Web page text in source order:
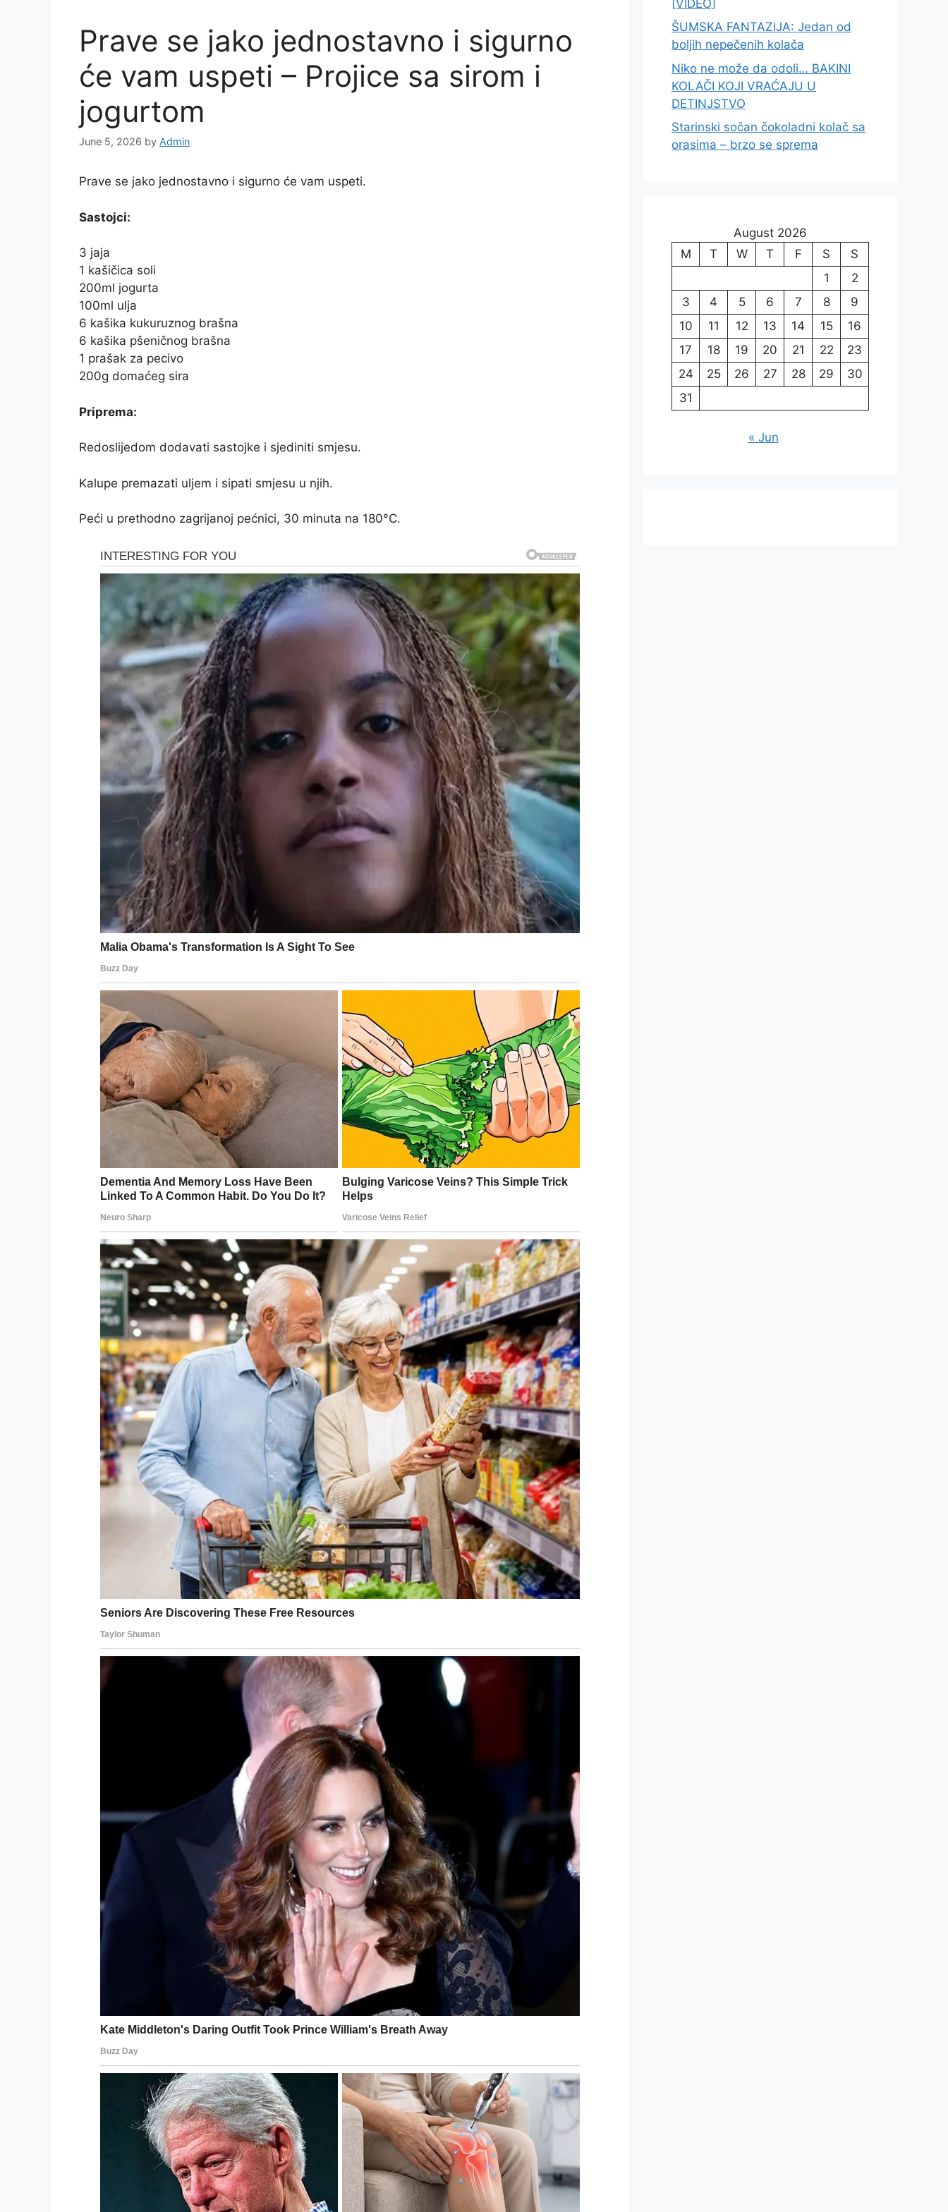
Prave se jako jednostavno i sigurno
će vam uspeti – Projice sa sirom i
jogurtom
June 5, 2026 by Admin
Prave se jako jednostavno i sigurno će vam uspeti.
Sastojci:
3 jaja
1 kašičica soli
200ml jogurta
100ml ulja
6 kašika kukuruznog brašna
6 kašika pšeničnog brašna
1 prašak za pecivo
200g domaćeg sira
Priprema:
Redoslijedom dodavati sastojke i sjediniti smjesu.
Kalupe premazati uljem i sipati smjesu u njih.
Peći u prethodno zagrijanoj pećnici, 30 minuta na 180°C.
[VIDEO]
ŠUMSKA FANTAZIJA: Jedan od
boljih nepečenih kolača
Niko ne može da odoli… BAKINI
KOLAČI KOJI VRAĆAJU U
DETINJSTVO
Starinski sočan čokoladni kolač sa
orasima – brzo se sprema
August 2026
M
T W T F S
S
1
2
3
4 5 6 7 8
9
10
11 12 13 14 15
16
17
18 19 20 21 22
23
24
25 26 27 28 29
30
31
« Jun